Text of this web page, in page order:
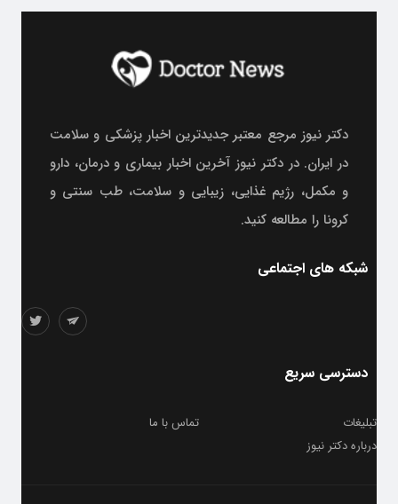
دکتر نیوز مرجع معتبر جدیدترین اخبار پزشکی و سلامت
در ایران. در دکتر نیوز آخرین اخبار بیماری و درمان، دارو
و مکمل، رژیم غذایی، زیبایی و سلامت، طب سنتی و
کرونا را مطالعه کنید.
شبکه های اجتماعی
دسترسی سریع
تبلیغات
تماس با ما
درباره دکتر نیوز